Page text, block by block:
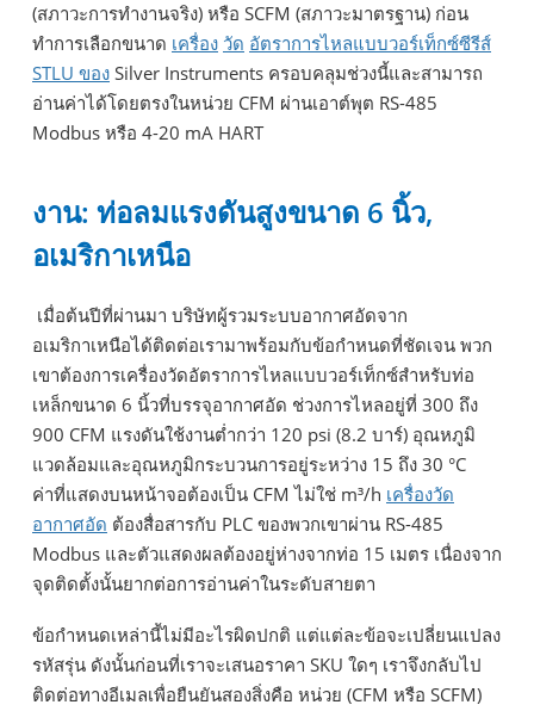
(สภาวะการทำงานจริง) หรือ SCFM (สภาวะมาตรฐาน) ก่อน
ทำการเลือกขนาด เครื่อง วัด อัตราการไหลแบบวอร์เท็กซ์ซีรีส์
STLU ของ Silver Instruments ครอบคลุมช่วงนี้และสามารถ
อ่านค่าได้โดยตรงในหน่วย CFM ผ่านเอาต์พุต RS-485
Modbus หรือ 4-20 mA HART
งาน: ท่อลมแรงดันสูงขนาด 6 นิ้ว,
อเมริกาเหนือ
เมื่อต้นปีที่ผ่านมา บริษัทผู้รวมระบบอากาศอัดจาก
อเมริกาเหนือได้ติดต่อเรามาพร้อมกับข้อกำหนดที่ชัดเจน พวก
เขาต้องการเครื่องวัดอัตราการไหลแบบวอร์เท็กซ์สำหรับท่อ
เหล็กขนาด 6 นิ้วที่บรรจุอากาศอัด ช่วงการไหลอยู่ที่ 300 ถึง
900 CFM แรงดันใช้งานต่ำกว่า 120 psi (8.2 บาร์) อุณหภูมิ
แวดล้อมและอุณหภูมิกระบวนการอยู่ระหว่าง 15 ถึง 30 °C
ค่าที่แสดงบนหน้าจอต้องเป็น CFM ไม่ใช่ m³/h เครื่องวัด
อากาศอัด ต้องสื่อสารกับ PLC ของพวกเขาผ่าน RS-485
Modbus และตัวแสดงผลต้องอยู่ห่างจากท่อ 15 เมตร เนื่องจาก
จุดติดตั้งนั้นยากต่อการอ่านค่าในระดับสายตา
ข้อกำหนดเหล่านี้ไม่มีอะไรผิดปกติ แต่แต่ละข้อจะเปลี่ยนแปลง
รหัสรุ่น ดังนั้นก่อนที่เราจะเสนอราคา SKU ใดๆ เราจึงกลับไป
ติดต่อทางอีเมลเพื่อยืนยันสองสิ่งคือ หน่วย (CFM หรือ SCFM)